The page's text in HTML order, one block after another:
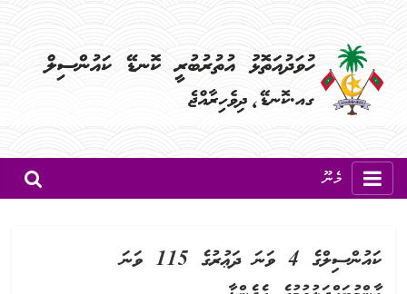
މެނޫ
ކައުންސިލްގެ 4 ވަނަ ދަޢުރުގެ 115 ވަނަ